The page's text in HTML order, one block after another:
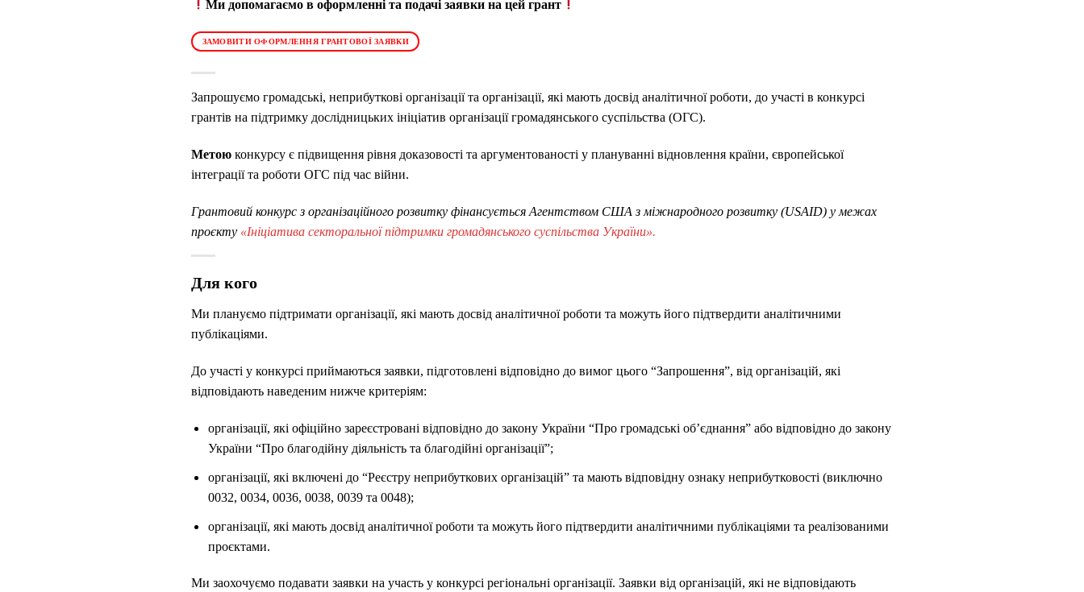
Ми допомагаємо в оформленні та подачі заявки на цей грант
ЗАМОВИТИ ОФОРМЛЕННЯ ГРАНТОВОЇ ЗАЯВКИ
Запрошуємо громадські, неприбуткові організації та організації, які мають досвід аналітичної роботи, до участі в конкурсі
грантів на підтримку дослідницьких ініціатив організації громадянського суспільства (ОГС).
Метою конкурсу є підвищення рівня доказовості та аргументованості у плануванні відновлення країни, європейської
інтеграції та роботи ОГС під час війни.
Грантовий конкурс з організаційного розвитку фінансується Агентством США з міжнародного розвитку (USAID) у межах
проєкту «Ініціатива секторальної підтримки громадянського суспільства України».
Для кого
Ми плануємо підтримати організації, які мають досвід аналітичної роботи та можуть його підтвердити аналітичними
публікаціями.
До участі у конкурсі приймаються заявки, підготовлені відповідно до вимог цього “Запрошення”, від організацій, які
відповідають наведеним нижче критеріям:
організації, які офіційно зареєстровані відповідно до закону України “Про громадські об’єднання” або відповідно до закону
України “Про благодійну діяльність та благодійні організації”;
організації, які включені до “Реєстру неприбуткових організацій” та мають відповідну ознаку неприбутковості (виключно
0032, 0034, 0036, 0038, 0039 та 0048);
організації, які мають досвід аналітичної роботи та можуть його підтвердити аналітичними публікаціями та реалізованими
проєктами.
Ми заохочуємо подавати заявки на участь у конкурсі регіональні організації. Заявки від організацій, які не відповідають